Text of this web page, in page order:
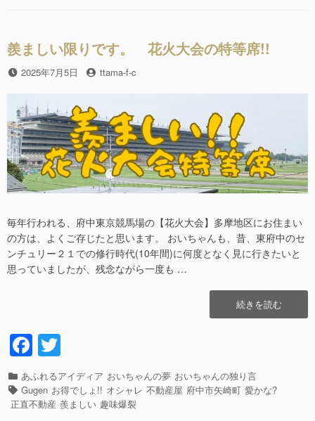
ト
リ
ブ
ン!!”の
o
k
羨ましい限りです。 花火大会の特等席!!
投
日
2025年7月5日
投
ttama-f-c
毎年行われる、府中東京競馬場の【花火大会】多摩地区にお住まい
の方は、よくご存じたと思います。 おいちゃんも、昔、東府中のセ
ンチュリー２１での修行時代(10年間)に何度となく見に行きたいと
思っていましたが、残念ながら一度も …
“羨
ま
り
で
続きを読む
F
a
c
e
wi
tt
er
カ
テ
ゴ
あふれるアイディア おいちゃんの夢 おいちゃんの独り言
タ
グ
Gugen お得でしょ!! オシャレ 不動産屋 府中市矢崎町 愛かな?
正直不動産 羨ましい 趣味爆裂